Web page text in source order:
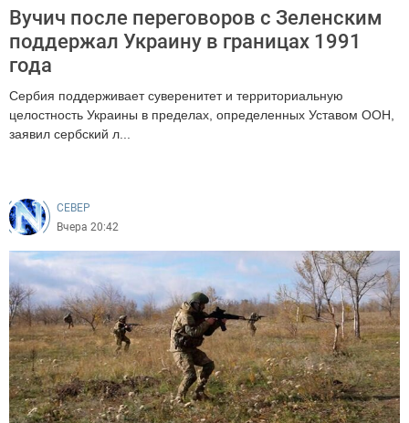
Вучич после переговоров с Зеленским
поддержал Украину в границах 1991
года
Сербия поддерживает суверенитет и территориальную
целостность Украины в пределах, определенных Уставом ООН,
заявил сербский л...
CEВЕР
Вчера 20:42